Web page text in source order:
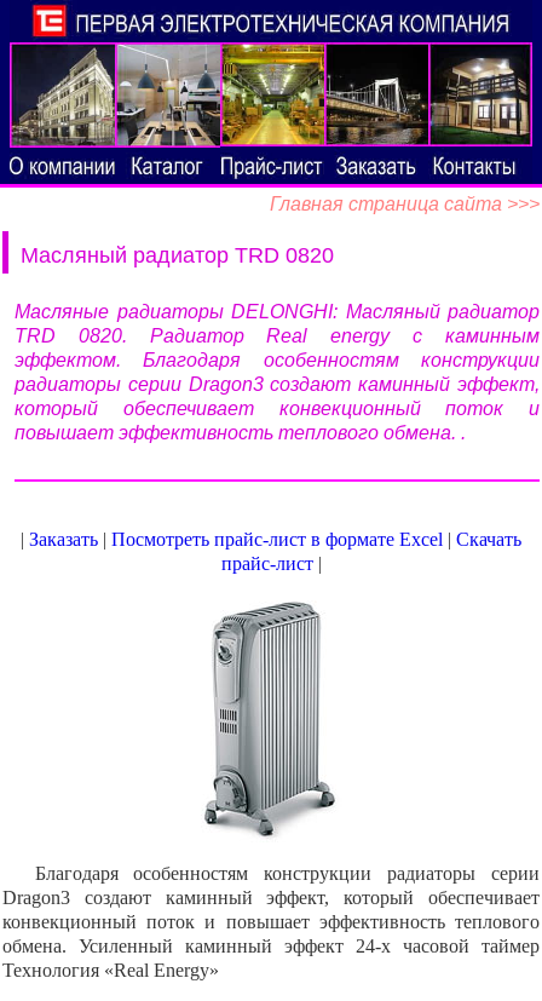
Главная страница сайта >>>
Масляный радиатор TRD 0820
Масляные радиаторы DELONGHI: Масляный радиатор
TRD 0820. Радиатор Real energy с каминным
эффектом. Благодаря особенностям конструкции
радиаторы серии Dragon3 создают каминный эффект,
который обеспечивает конвекционный поток и
повышает эффективность теплового обмена. .
| Заказать | Посмотреть прайс-лист в формате Excel | Скачать
прайс-лист|
Благодаря особенностям конструкции радиаторы серии
Dragon3 создают каминный эффект, который обеспечивает
конвекционный поток и повышает эффективность теплового
обмена. Усиленный каминный эффект 24-х часовой таймер
Технология «Real Energy»